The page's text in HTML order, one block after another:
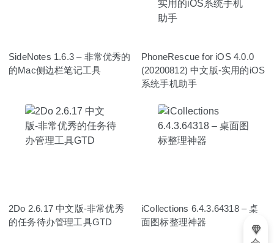
SideNotes 1.6.3 – 非常优秀的
的Mac侧边栏笔记工具
PhoneRescue for iOS 4.0.0
(20200812) 中文版-实用的iOS
系统手机助手
2Do 2.6.17 中文版-非常优秀
的任务待办管理工具GTD
iCollections 6.4.3.64318 – 桌
面图标整理神器